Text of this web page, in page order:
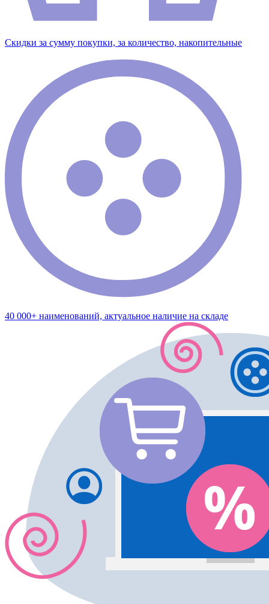
Скидки за сумму покупки, за количество, накопительные
40 000+ наименований, актуальное наличие на складе